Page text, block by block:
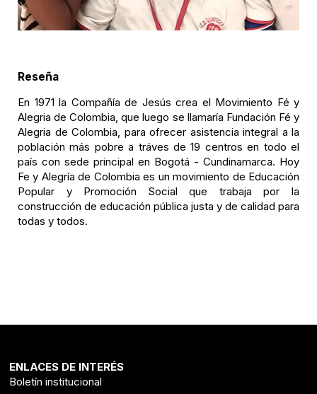
Reseña
En 1971 la Compañía de Jesús crea el Movimiento Fé y
Alegria de Colombia, que luego se llamaría Fundación Fé y
Alegria de Colombia, para ofrecer asistencia integral a la
población más pobre a tráves de 19 centros en todo el
país con sede principal en Bogotá - Cundinamarca. Hoy
Fe y Alegría de Colombia es un movimiento de Educación
Popular y Promoción Social que trabaja por la
construcción de educación pública justa y de calidad para
todas y todos.
ENLACES DE INTERÉS
Boletín institucional